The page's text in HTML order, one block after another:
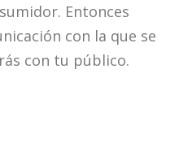
Entonces
con la que se
con tu público.